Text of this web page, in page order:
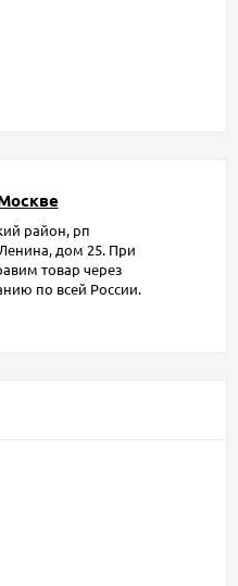
район, рп
дом 25. При
товар через
по всей России.